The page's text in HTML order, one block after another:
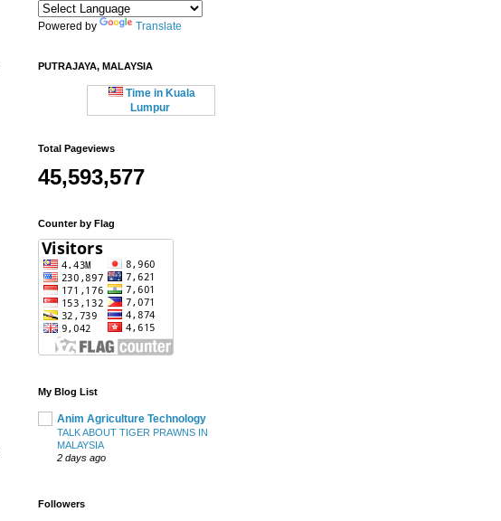
Powered by Translate
PUTRAJAYA, MALAYSIA
Time in Kuala
Lumpur
Total Pageviews
45,593,577
Counter by Flag
My Blog List
Anim Agriculture Technology
TALK ABOUT TIGER PRAWNS IN
MALAYSIA
2 days ago
Followers